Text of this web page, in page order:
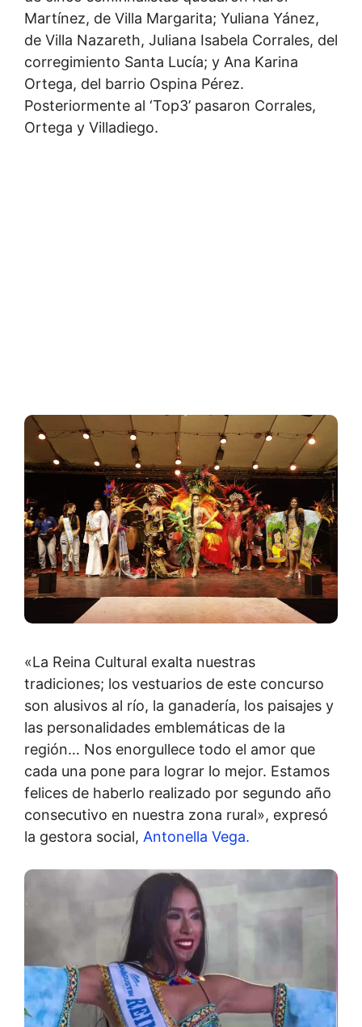
Martínez, de Villa Margarita; Yuliana Yánez,
de Villa Nazareth, Juliana Isabela Corrales, del
corregimiento Santa Lucía; y Ana Karina
Ortega, del barrio Ospina Pérez.
Posteriormente al ‘Top3’ pasaron Corrales,
Ortega y Villadiego.
«La Reina Cultural exalta nuestras
tradiciones; los vestuarios de este concurso
son alusivos al río, la ganadería, los paisajes y
las personalidades emblemáticas de la
región… Nos enorgullece todo el amor que
cada una pone para lograr lo mejor. Estamos
felices de haberlo realizado por segundo año
consecutivo en nuestra zona rural», expresó
la gestora social, Antonella Vega.